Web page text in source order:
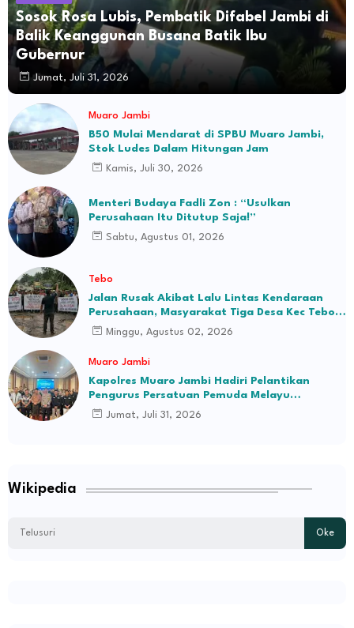
Sosok Rosa Lubis, Pembatik Difabel Jambi di
Balik Keanggunan Busana Batik Ibu
Gubernur
Jumat, Juli 31, 2026
Muaro Jambi
B50 Mulai Mendarat di SPBU Muaro Jambi,
Stok Ludes Dalam Hitungan Jam
Kamis, Juli 30, 2026
Menteri Budaya Fadli Zon : “Usulkan
Perusahaan Itu Ditutup Saja!”
Sabtu, Agustus 01, 2026
Tebo
Jalan Rusak Akibat Lalu Lintas Kendaraan
Perusahaan, Masyarakat Tiga Desa Kec Tebo
Ilir Bakal Blokade Jalan
Minggu, Agustus 02, 2026
Muaro Jambi
Kapolres Muaro Jambi Hadiri Pelantikan
Pengurus Persatuan Pemuda Melayu
Kabupaten Muaro Jambi Periode 2026–2031
Jumat, Juli 31, 2026
Wikipedia